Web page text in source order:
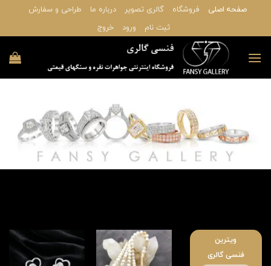
content
صفحه اصلی فروشگاه گالری تصویر درباره ما
طراحی و سفارش
ثبت نام
ورود خروج
ویترین
فنسی گالری